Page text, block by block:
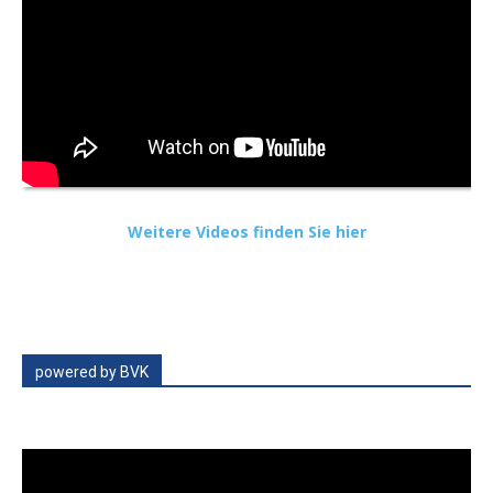
Weitere Videos finden Sie hier
powered by BVK